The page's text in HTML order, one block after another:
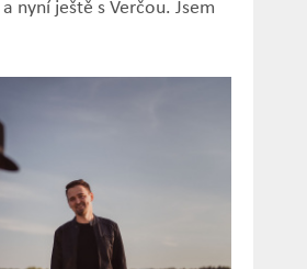
a nyní ještě s Verčou. Jsem